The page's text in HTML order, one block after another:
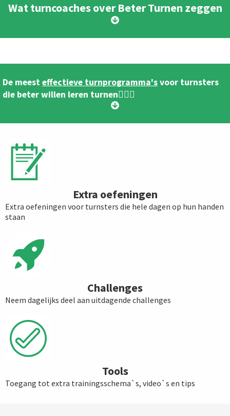
Wat turncoaches over Beter Turnen zeggen
De meesteffectieve turnprogramma'svoor turnsters
die beter willen leren turnen🤸🏻‍♀️
Extra oefeningen
Extra oefeningen voor turnsters die hele dagen op hun handen
staan
Challenges
Neem dagelijks deel aan uitdagende challenges
Tools
Toegang tot extra trainingsschema`s, video`s en tips